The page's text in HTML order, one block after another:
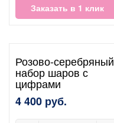
Заказать в 1 клик
Розово-серебряный
набор шаров с
цифрами
4 400 руб.